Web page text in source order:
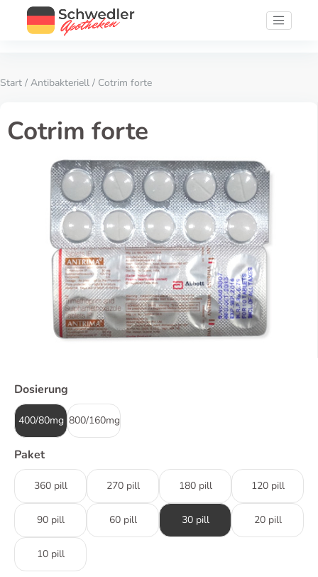
Start / Antibakteriell / Cotrim forte
Cotrim forte
Dosierung
400/80mg 800/160mg
Paket
360 pill 270 pill 180 pill 120 pill
90 pill 60 pill 30 pill 20 pill
10 pill